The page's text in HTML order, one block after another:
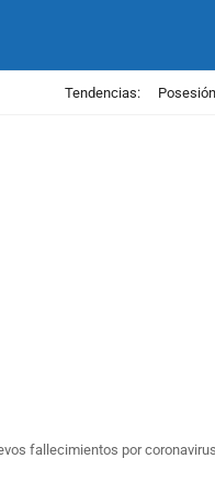
Tendencias:
fallecimientos por